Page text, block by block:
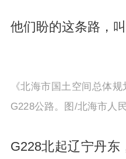
他们盼的这条路，叫
《北海市国土空间总体
G228公路。图/北海市人
G228北起辽宁丹东